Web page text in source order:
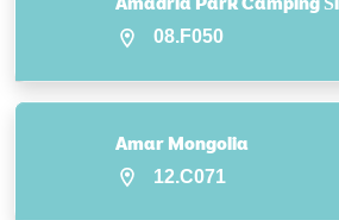
08.F050
Amar Mongolia
12.C071